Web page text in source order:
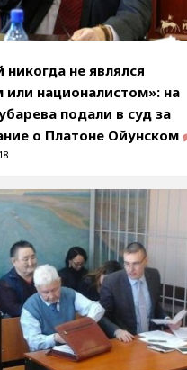
никогда не являлся
националистом»: на
подали в суд за
о Платоне Ойунском